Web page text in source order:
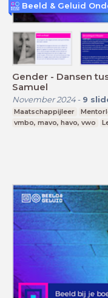
Gender - Dansen
Samuel
November 2024- 9
Maatschappijleer
vmbo, mavo, havo, vwo
Beeld & Geluid